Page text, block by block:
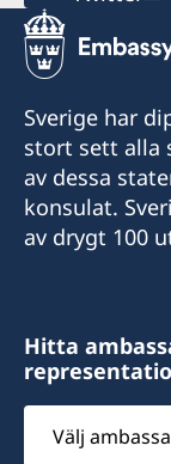
Sverige har
stort sett alla
av dessa
konsulat.
av drygt 100
Hitta
ambassad